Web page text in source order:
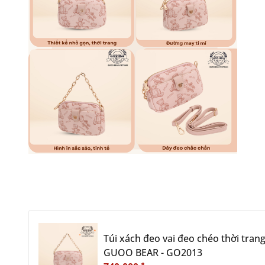
Túi xách đeo vai đeo chéo thời trang
GUOO BEAR - GO2013